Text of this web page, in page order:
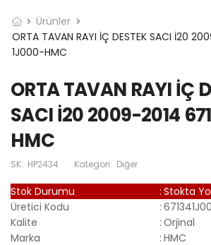
Ürünler
ORTA TAVAN RAYI İÇ DESTEK SACI İ20
1J000-HMC
ORTA TAVAN RAYI İÇ
SACI İ20 2009-2014
HMC
SK: HP2434 Kategori: Diğer
Stok Durumu : Stokta
Üretici Kodu
:
Kalite
: Orjinal
Marka
: HMC